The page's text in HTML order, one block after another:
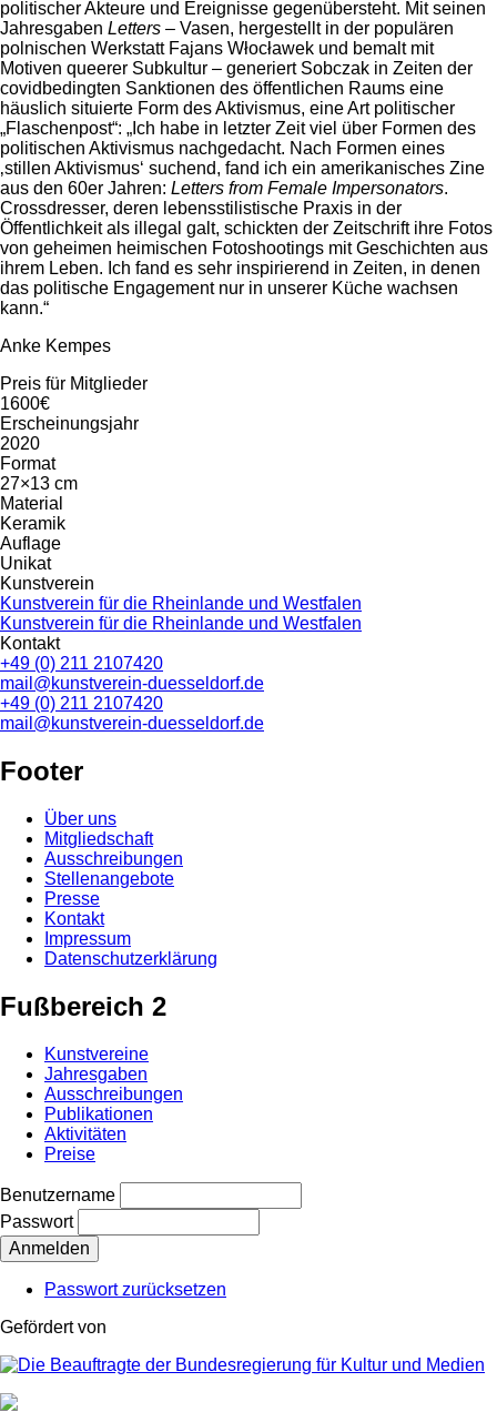
politischer Akteure und Ereignisse gegenübersteht. Mit seinen
Jahresgaben Letters – Vasen, hergestellt in der populären
polnischen Werkstatt Fajans Włocławek und bemalt mit
Motiven queerer Subkultur – generiert Sobczak in Zeiten der
covidbedingten Sanktionen des öffentlichen Raums eine
häuslich situierte Form des Aktivismus, eine Art politischer
„Flaschenpost“: „Ich habe in letzter Zeit viel über Formen des
politischen Aktivismus nachgedacht. Nach Formen eines
‚stillen Aktivismus‘ suchend, fand ich ein amerikanisches Zine
aus den 60er Jahren: Letters from Female Impersonators.
Crossdresser, deren lebensstilistische Praxis in der
Öffentlichkeit als illegal galt, schickten der Zeitschrift ihre Fotos
von geheimen heimischen Fotoshootings mit Geschichten aus
ihrem Leben. Ich fand es sehr inspirierend in Zeiten, in denen
das politische Engagement nur in unserer Küche wachsen
kann.“
Anke Kempes
Preis für Mitglieder
1600€
Erscheinungsjahr
2020
Format
27×13 cm
Material
Keramik
Auflage
Unikat
Kunstverein
Kunstverein für die Rheinlande und Westfalen
Kunstverein für die Rheinlande und Westfalen
Kontakt
+49 (0) 211 2107420
mail@kunstverein-duesseldorf.de
+49 (0) 211 2107420
mail@kunstverein-duesseldorf.de
Footer
Über uns
Mitgliedschaft
Ausschreibungen
Stellenangebote
Presse
Kontakt
Impressum
Datenschutzerklärung
Fußbereich 2
Kunstvereine
Jahresgaben
Ausschreibungen
Publikationen
Aktivitäten
Preise
Benutzername
Passwort
Passwort zurücksetzen
Gefördert von